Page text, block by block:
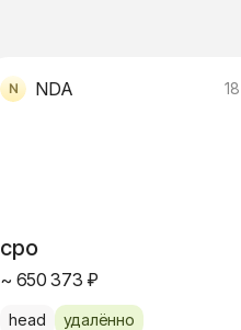
NDA
cpo
~ 650 373 ₽
head удалённо